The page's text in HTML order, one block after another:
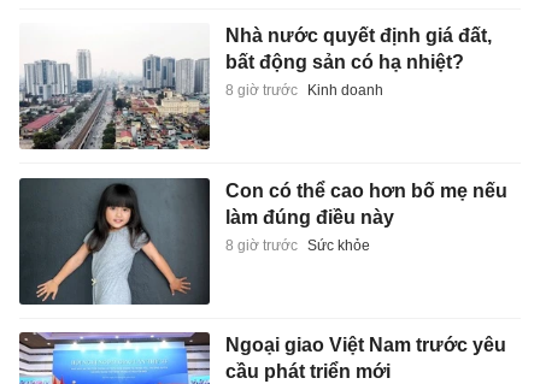
Nhà nước quyết định giá đất,
bất động sản có hạ nhiệt?
8 giờ trước Kinh doanh
Con có thể cao hơn bố mẹ nếu
làm đúng điều này
8 giờ trước Sức khỏe
Ngoại giao Việt Nam trước yêu
cầu phát triển mới